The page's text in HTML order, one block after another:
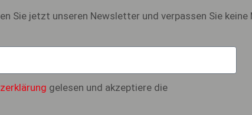
Sie jetzt unseren Newsletter und verpassen Sie keine
gelesen und akzeptiere die